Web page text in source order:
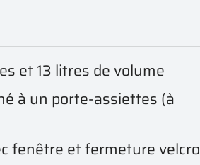
et 13 litres de volume
à un porte-assiettes (à
fenêtre et fermeture velcro